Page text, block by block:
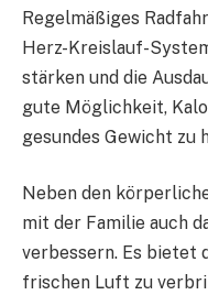
Regelmäßiges
Herz-Kreislauf-
stärken und die
gute Möglichkeit,
gesundes Gewicht zu
Neben den
mit der Familie auch
verbessern. Es bietet
frischen Luft zu